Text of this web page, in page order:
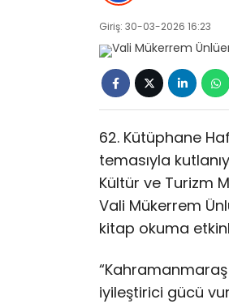
Giriş: 30-03-2026 16:23
62. Kütüphane
temasıyla
Kültür ve Turizm
Vali Mükerrem
kitap okuma
iyileştirici gücü